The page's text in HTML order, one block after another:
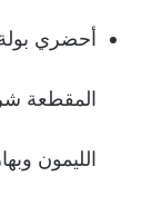
أحضري
المقطعة
الليمون